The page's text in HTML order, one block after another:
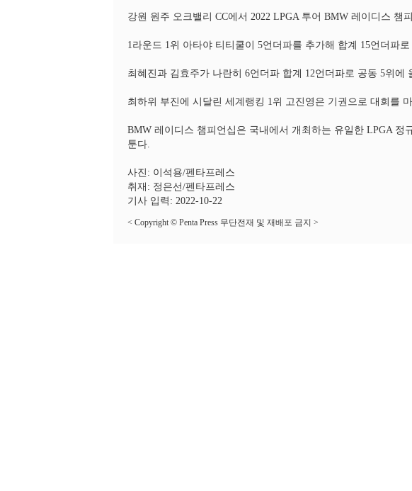
강원 원주 오크밸리 CC에서 2022 LPGA 투어 BMW 레이디스 챔
1라운드 1위 아타야 티티쿨이 5언더파를 추가해 합계 15언더파
최혜진과 김효주가 나란히 6언더파 합계 12언더파로 공동 5위에
최하위 부진에 시달린 세계랭킹 1위 고진영은 기권으로 대회를
BMW 레이디스 챔피언십은 국내에서 개최하는 유일한 LPGA
툰다.
사진: 이석용/펜타프레스
취재: 정은선/펜타프레스
기사 입력: 2022-10-22
< Copyright © Penta Press 무단전재 및 재배포 금지 >